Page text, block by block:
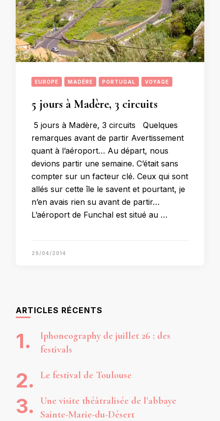
EUROPE MADÈRE PORTUGAL VOYAGE
5 jours à Madère, 3 circuits
5 jours à Madère, 3 circuits Quelques
remarques avant de partir Avertissement
quant à l’aéroport… Au départ, nous
devions partir une semaine. C’était sans
compter sur un facteur clé. Ceux qui sont
allés sur cette île le savent et pourtant, je
n’en avais rien su avant de partir…
L’aéroport de Funchal est situé au …
29/04/2014
ARTICLES RÉCENTS
Iphoneography de juillet 26 : des
festivals
Le festival de Toulouse
Une visite théâtralisée de l’abbaye
Sainte-Marie-du-Désert